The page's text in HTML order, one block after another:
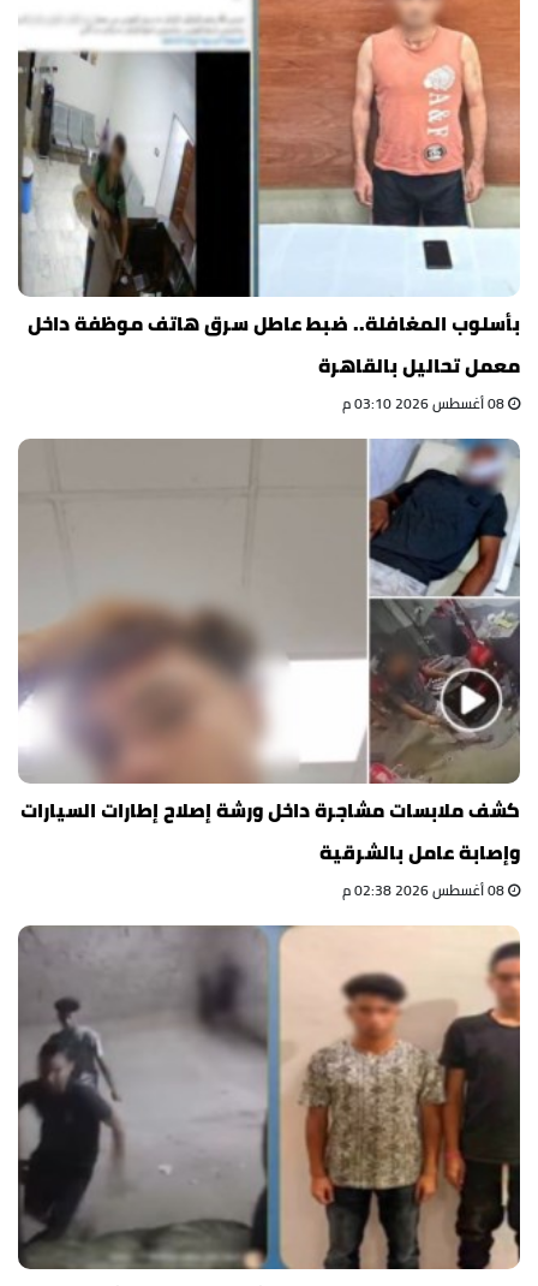
بأسلوب المغافلة.. ضبط عاطل سرق هاتف موظفة داخل
معمل تحاليل بالقاهرة
كشف ملابسات مشاجرة داخل ورشة إصلاح إطارات السيارات
وإصابة عامل بالشرقية